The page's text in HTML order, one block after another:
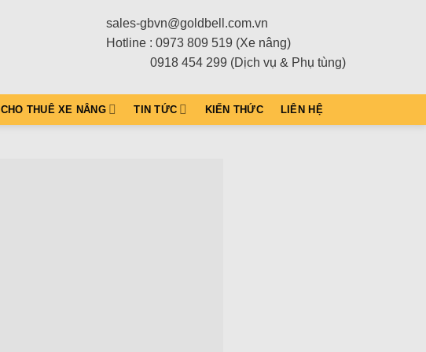
sales-gbvn@goldbell.com.vn
Hotline : 0973 809 519 (Xe nâng)
0918 454 299 (Dịch vụ & Phụ tùng)
CHO THUÊ XE NÂNG TIN TỨC KIẾN THỨC LIÊN HỆ